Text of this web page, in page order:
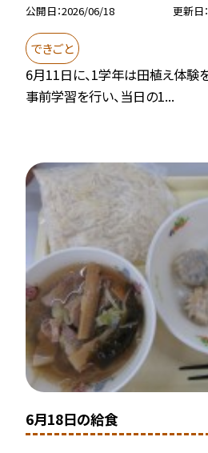
公開日 2026/06/18 更新日
できごと
6月11日に、1学年は田植え体験
事前学習を行い、当日の1...
6月18日の給食